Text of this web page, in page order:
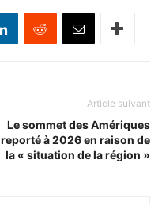
Article suivant
Le sommet des Amériques
reporté à 2026 en raison de
la « situation de la région »